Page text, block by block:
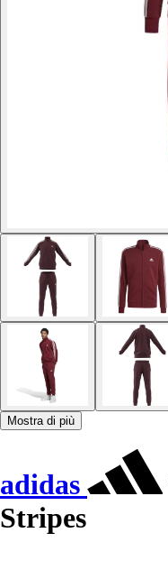
Mostra di più
adidas
Stripes